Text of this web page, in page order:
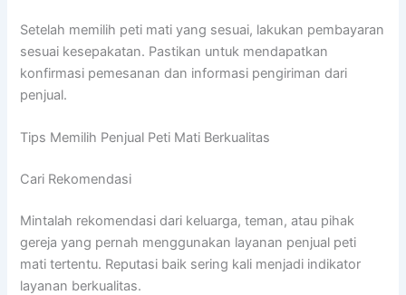
Setelah memilih peti mati yang sesuai, lakukan pembayaran
sesuai kesepakatan. Pastikan untuk mendapatkan
konfirmasi pemesanan dan informasi pengiriman dari
penjual.
Tips Memilih Penjual Peti Mati Berkualitas
Cari Rekomendasi
Mintalah rekomendasi dari keluarga, teman, atau pihak
gereja yang pernah menggunakan layanan penjual peti
mati tertentu. Reputasi baik sering kali menjadi indikator
layanan berkualitas.